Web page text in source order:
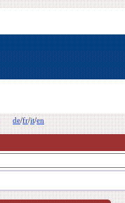
de/fr/it/en